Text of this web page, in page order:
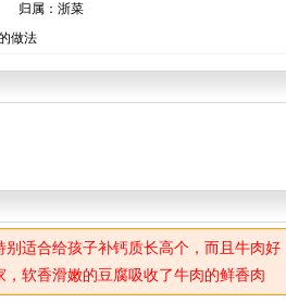
归属：浙菜
做法
适合给孩子补钙质长高个，而且牛肉好
软香滑嫩的豆腐吸收了牛肉的鲜香肉